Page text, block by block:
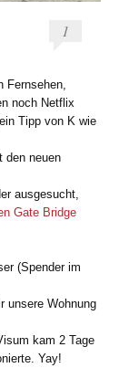
1
Fernsehen,
noch Netflix
Tipp von K wie
den neuen
ausgesucht,
Gate Bridge
(Spender im
unsere Wohnung
kam 2 Tage
Yay!